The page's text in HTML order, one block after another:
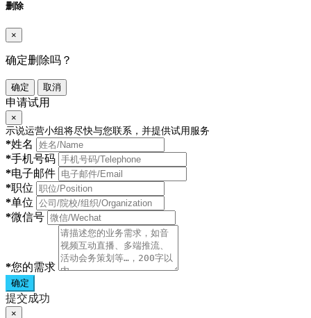
删除
×
确定删除吗？
确定 取消
申请试用
×
示说运营小组将尽快与您联系，并提供试用服务
*姓名
*手机号码
*电子邮件
*职位
*单位
*微信号
*您的需求
确定
提交成功
×